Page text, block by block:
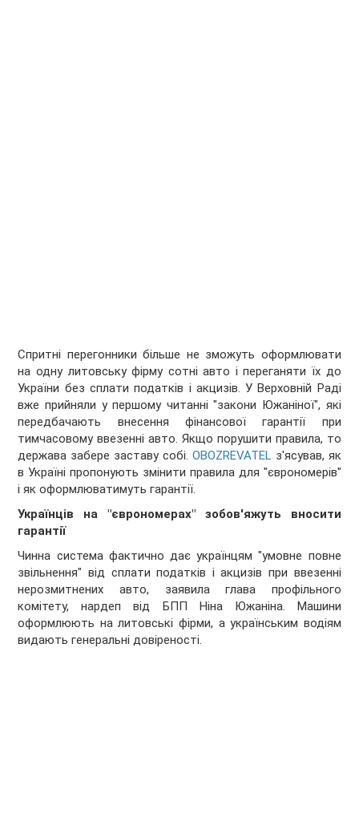
Спритні перегонники більше не зможуть оформлювати
на одну литовську фірму сотні авто і переганяти їх до
України без сплати податків і акцизів. У Верховній Раді
вже прийняли у першому читанні "закони Южаніної", які
передбачають внесення фінансової гарантії при
тимчасовому ввезенні авто. Якщо порушити правила, то
держава забере заставу собі. OBOZREVATELз'ясував, як
в Україні пропонують змінити правила для "єврономерів"
і як оформлюватимуть гарантії.
Українців на "єврономерах" зобов'яжуть вносити
гарантії
Чинна система фактично дає українцям "умовне повне
звільнення" від сплати податків і акцизів при ввезенні
нерозмитнених авто, заявила глава профільного
комітету, нардеп від БПП Ніна Южаніна. Машини
оформлюють на литовські фірми, а українським водіям
видають генеральні довіреності.